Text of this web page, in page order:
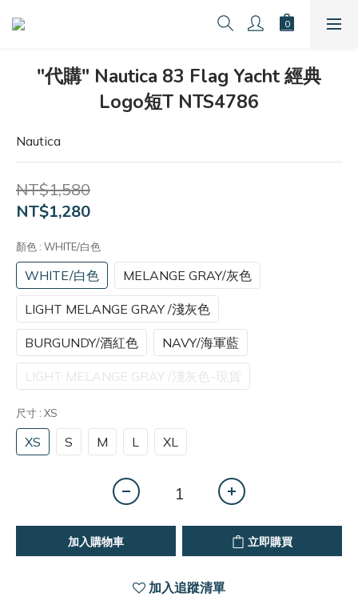
"代購" Nautica 83 Flag Yacht 經典
Logo短T NTS4786
Nautica
NT$1,580
NT$1,280
顏色 : WHITE/白色
WHITE/白色 MELANGE GRAY/灰色
LIGHT MELANGE GRAY /淺灰色
BURGUNDY/酒紅色 NAVY/海軍藍
LIGHT MELANGE GRAY /淺灰色-現貨
尺寸 : XS
XS S M L XL
加入購物車 立即購買
加入追蹤清單